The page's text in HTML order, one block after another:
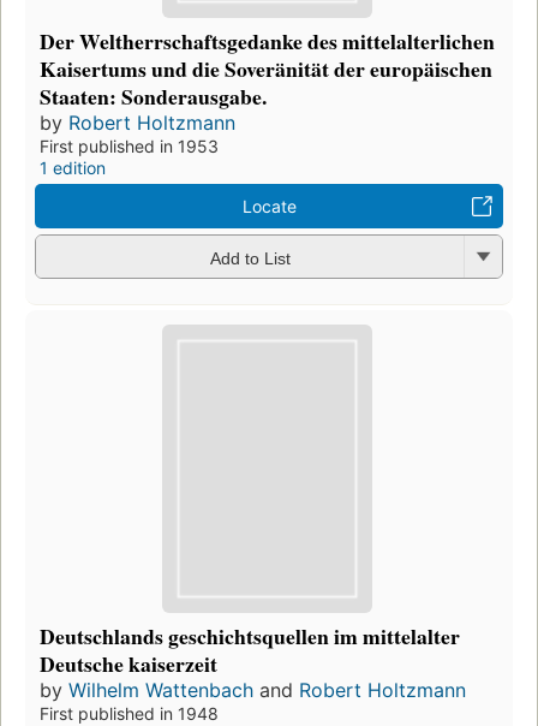
Der Weltherrschaftsgedanke des mittelalterlichen
Kaisertums und die Soveränität der europäischen
Staaten: Sonderausgabe.
by Robert Holtzmann
First published in 1953
1 edition
Locate
Add to List
Deutschlands geschichtsquellen im mittelalter
Deutsche kaiserzeit
by Wilhelm Wattenbach and Robert Holtzmann
First published in 1948